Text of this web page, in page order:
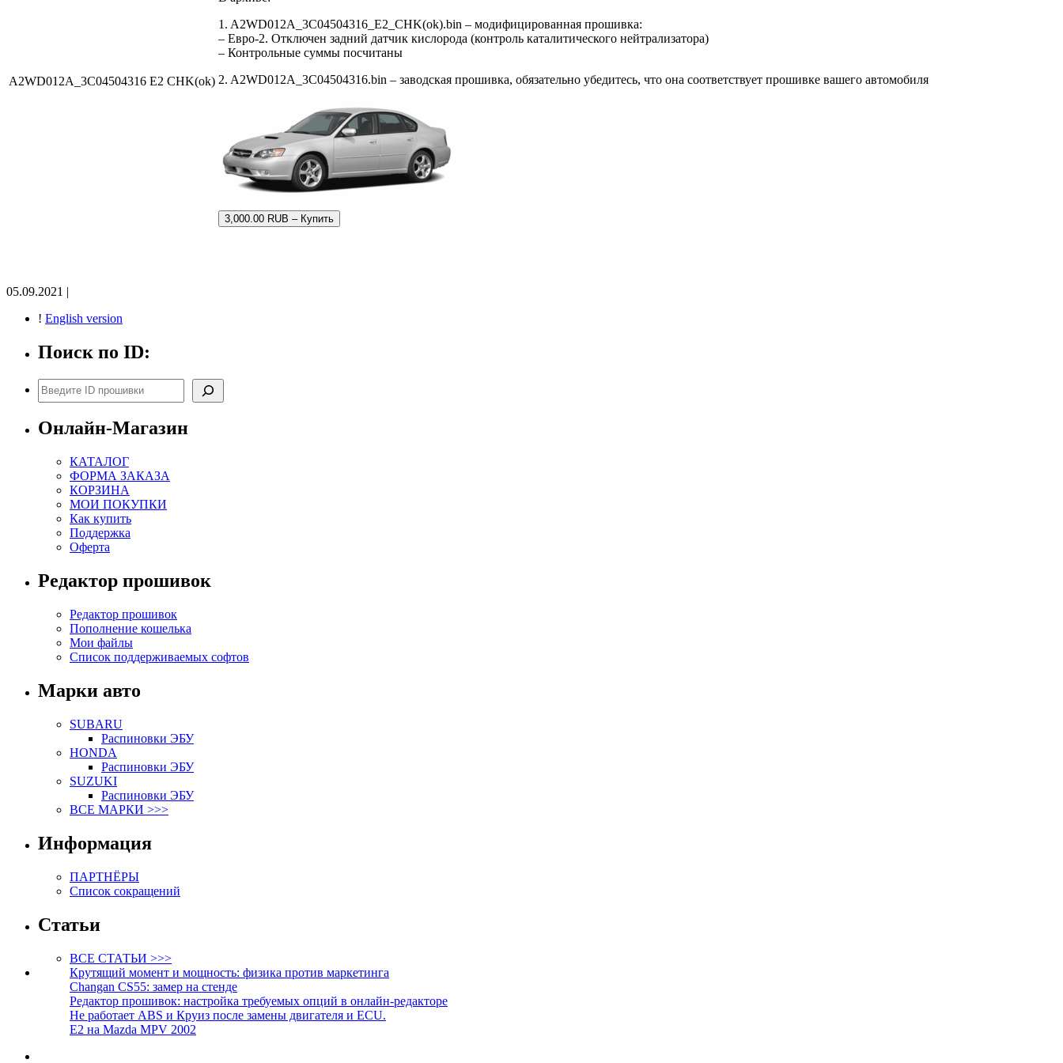
A2WD012A_3C04504316 E2 CHK(ok)
1. A2WD012A_3C04504316_E2_CHK(ok).bin – модифицированная прошивка:
– Евро-2. Отключен задний датчик кислорода (контроль каталитического нейтрализатора)
– Контрольные суммы посчитаны
2. A2WD012A_3C04504316.bin – заводская прошивка, обязательно убедитесь, что она соответствует прошивке вашего автомобиля
3,000.00 RUB – Купить
05.09.2021 |
! English version
Поиск по ID:
Поиск
Онлайн-Магазин
КАТАЛОГ
ФОРМА ЗАКАЗА
КОРЗИНА
МОИ ПОКУПКИ
Как купить
Поддержка
Оферта
Редактор прошивок
Редактор прошивок
Пополнение кошелька
Мои файлы
Список поддерживаемых софтов
Марки авто
SUBARU
Распиновки ЭБУ
HONDA
Распиновки ЭБУ
SUZUKI
Распиновки ЭБУ
ВСЕ МАРКИ >>>
Информация
ПАРТНЁРЫ
Список сокращений
Статьи
ВСЕ СТАТЬИ >>>
Крутящий момент и мощность: физика против маркетинга
Changan CS55: замер на стенде
Редактор прошивок: настройка требуемых опций в онлайн-редакторе
Не работает ABS и Круиз после замены двигателя и ECU.
E2 на Mazda MPV 2002